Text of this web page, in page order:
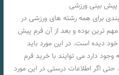
پیش بینی ورزشی
برای همه رشته های ورزشی در
ترین بوده و بعد از آن فرم پیش
خود دیده است. در این مورد باید
دارد می توایند با خرید فرم
حتی اگر اطلاعات درستی در این مورد